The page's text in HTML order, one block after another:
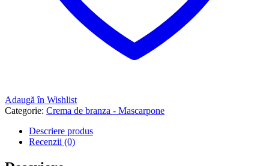
Adaugă în Wishlist
Categorie: Crema de branza - Mascarpone
Descriere produs
Recenzii (0)